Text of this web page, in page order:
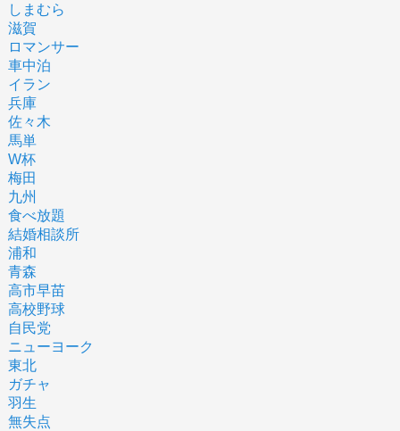
しまむら
滋賀
ロマンサー
車中泊
イラン
兵庫
佐々木
馬単
W杯
梅田
九州
食べ放題
結婚相談所
浦和
青森
高市早苗
高校野球
自民党
ニューヨーク
東北
ガチャ
羽生
無失点